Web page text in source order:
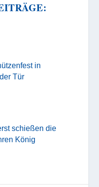
in
Tür
schießen die
König